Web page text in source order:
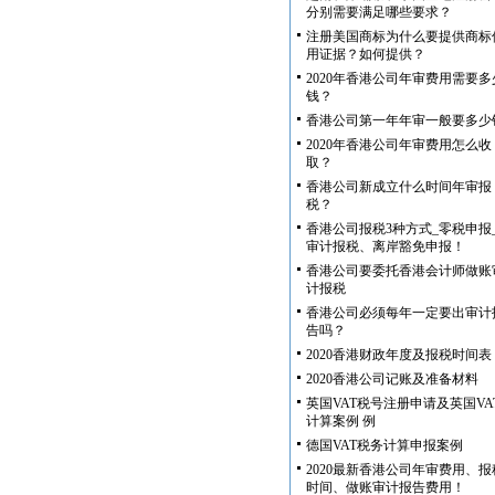
分别需要满足哪些要求？
注册美国商标为什么要提供商标
用证据？如何提供？
2020年香港公司年审费用需要多
钱？
香港公司第一年年审一般要多少
2020年香港公司年审费用怎么收
取？
香港公司新成立什么时间年审报
税？
香港公司报税3种方式_零税申报_
审计报税、离岸豁免申报！
香港公司要委托香港会计师做账
计报税
香港公司必须每年一定要出审计
告吗？
2020香港财政年度及报税时间表
2020香港公司记账及准备材料
英国VAT税号注册申请及英国
计算案例 例
德国VAT税务计算申报案例
2020最新香港公司年审费用、报
时间、做账审计报告费用！